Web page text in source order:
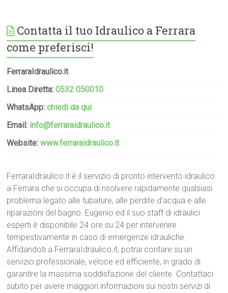
Contatta il tuo Idraulico a Ferrara
come preferisci!
FerraraIdraulico.it
Linea Diretta:0532 050010
WhatsApp:chiedi da qui
Email: info@ferraraidraulico.it
Website:www.ferraraidraulico.it
FerraraIdraulico.it è il servizio di pronto intervento idraulico
a Ferrara che si occupa di risolvere rapidamente qualsiasi
problema legato alle tubature, alle perdite d’acqua e alle
riparazioni del bagno. Eugenio ed il suo staff di idraulici
esperti è disponibile 24 ore su 24 per intervenire
tempestivamente in caso di emergenze idrauliche.
Affidandoti a FerraraIdraulico.it, potrai contare su un
servizio professionale, veloce ed efficiente, in grado di
garantire la massima soddisfazione del cliente. Contattaci
subito per avere maggiori informazioni sui nostri servizi di